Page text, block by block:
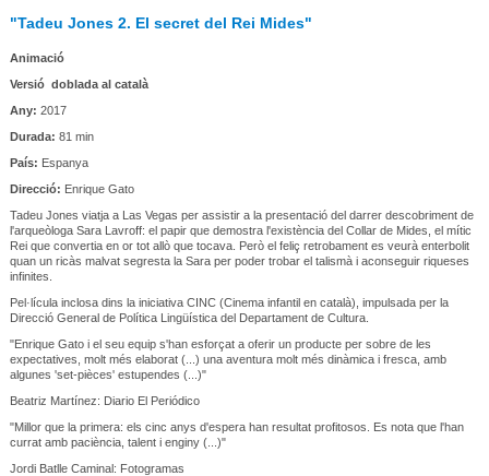
"Tadeu Jones 2. El secret del Rei Mides"
Animació
Versió doblada al català
Any: 2017
Durada: 81 min
País: Espanya
Direcció: Enrique Gato
Tadeu Jones viatja a Las Vegas per assistir a la presentació del darrer descobriment de
l'arqueòloga Sara Lavroff: el papir que demostra l'existència del Collar de Mides, el mític
Rei que convertia en or tot allò que tocava. Però el feliç retrobament es veurà enterbolit
quan un ricàs malvat segresta la Sara per poder trobar el talismà i aconseguir riqueses
infinites.
Pel·lícula inclosa dins la iniciativa CINC (Cinema infantil en català), impulsada per la
Direcció General de Política Lingüística del Departament de Cultura.
"Enrique Gato i el seu equip s'han esforçat a oferir un producte per sobre de les
expectatives, molt més elaborat (...) una aventura molt més dinàmica i fresca, amb
algunes 'set-pièces' estupendes (...)"
Beatriz Martínez: Diario El Periódico
"Millor que la primera: els cinc anys d'espera han resultat profitosos. Es nota que l'han
currat amb paciència, talent i enginy (...)"
Jordi Batlle Caminal: Fotogramas